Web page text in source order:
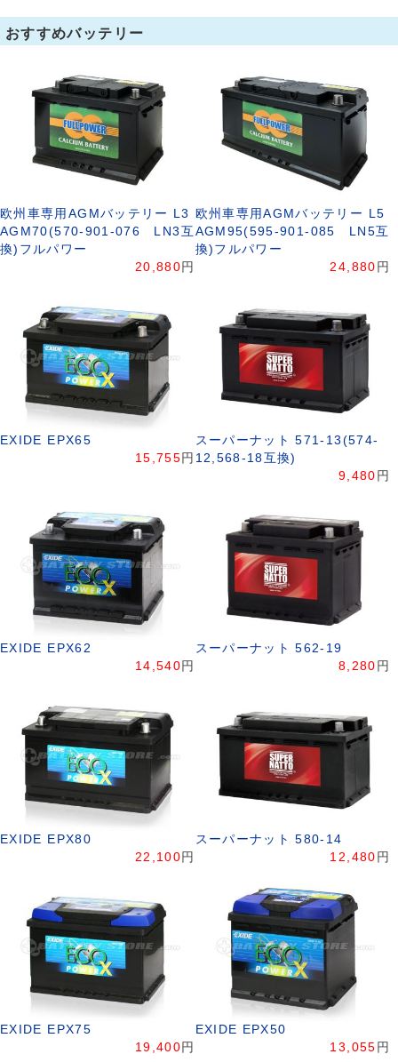
おすすめバッテリー
欧州車専用AGMバッテリー L3
AGM70(570-901-076 LN3互
換)フルパワー
20,880 円
欧州車専用AGMバッテリー L5
AGM95(595-901-085 LN5互
換)フルパワー
24,880 円
EXIDE EPX65
15,755円
スーパーナット 571-13(574-
12,568-18互換)
9,480 円
EXIDE EPX62
14,540 円
スーパーナット 562-19
8,280 円
EXIDE EPX80
22,100 円
スーパーナット 580-14
12,480 円
EXIDE EPX75
19,400 円
EXIDE EPX50
13,055 円